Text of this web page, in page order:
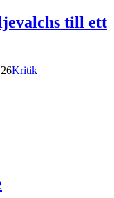
till ett
Kritik